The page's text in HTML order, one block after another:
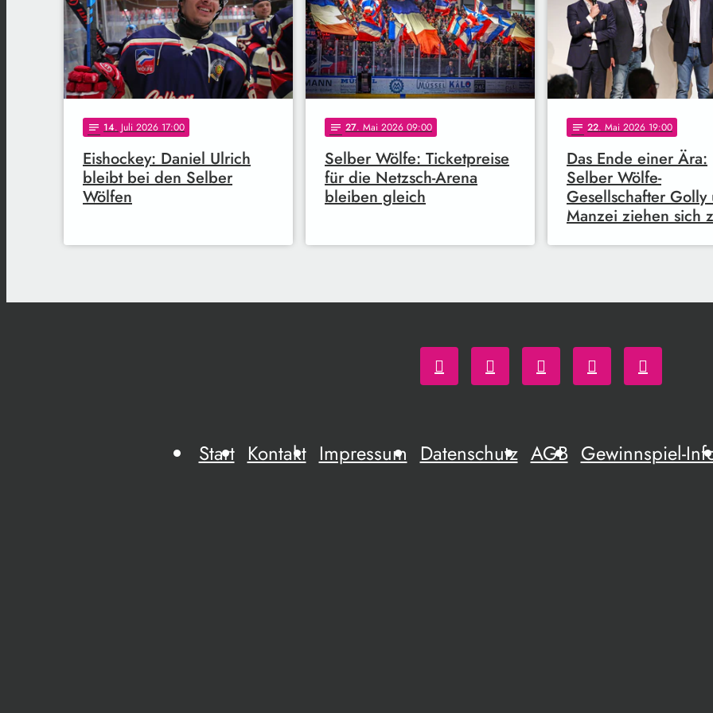
notes 14. Juli 2026 17:00
Eishockey: Daniel Ulrich
bleibt bei den Selber
Wölfen
notes 27. Mai 2026 09:00
Selber Wölfe: Ticketpreise
für die Netzsch-Arena
bleiben gleich
notes 22. Mai 2026 19:00
Das Ende einer Ära:
Selber Wölfe-
Gesellschafter Golly
Manzei ziehen sich
Start Kontakt Impressum Datenschutz AGB Gewinnspiel-